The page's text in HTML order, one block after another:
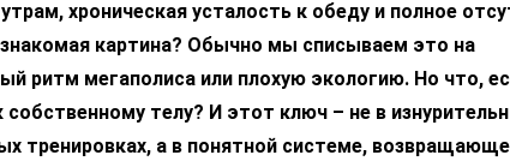
хроническая усталость к обеду и полное
картина? Обычно мы списываем это на
ритм мегаполиса или плохую экологию. Но что,
телу? И этот ключ – не в
тренировках, а в понятной системе,